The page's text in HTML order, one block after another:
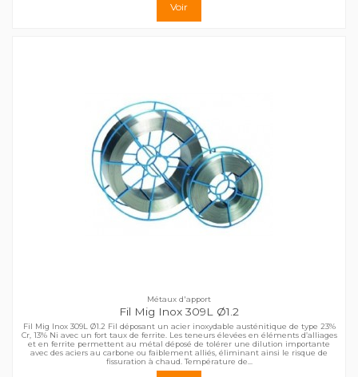
Voir
Métaux d'apport
Fil Mig Inox 309L Ø1.2
Fil Mig Inox 309L Ø1.2 Fil déposant un acier inoxydable austénitique de type 23%
Cr, 13% Ni avec un fort taux de ferrite. Les teneurs élevées en éléments d’alliages
et en ferrite permettent au métal déposé de tolérer une dilution importante
avec des aciers au carbone ou faiblement alliés, éliminant ainsi le risque de
fissuration à chaud. Température de...